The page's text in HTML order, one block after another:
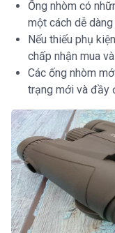
Ống nhòm có
một cách dễ
Nếu thiếu phụ
chấp nhận mua
Các ống nhòm
trạng mới và đầy